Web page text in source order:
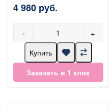
4 980 руб.
- +
Купить
Заказать в 1 клик